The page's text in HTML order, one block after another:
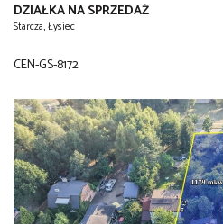
DZIAŁKA NA SPRZEDAŻ
Starcza, Łysiec
CEN-GS-8172